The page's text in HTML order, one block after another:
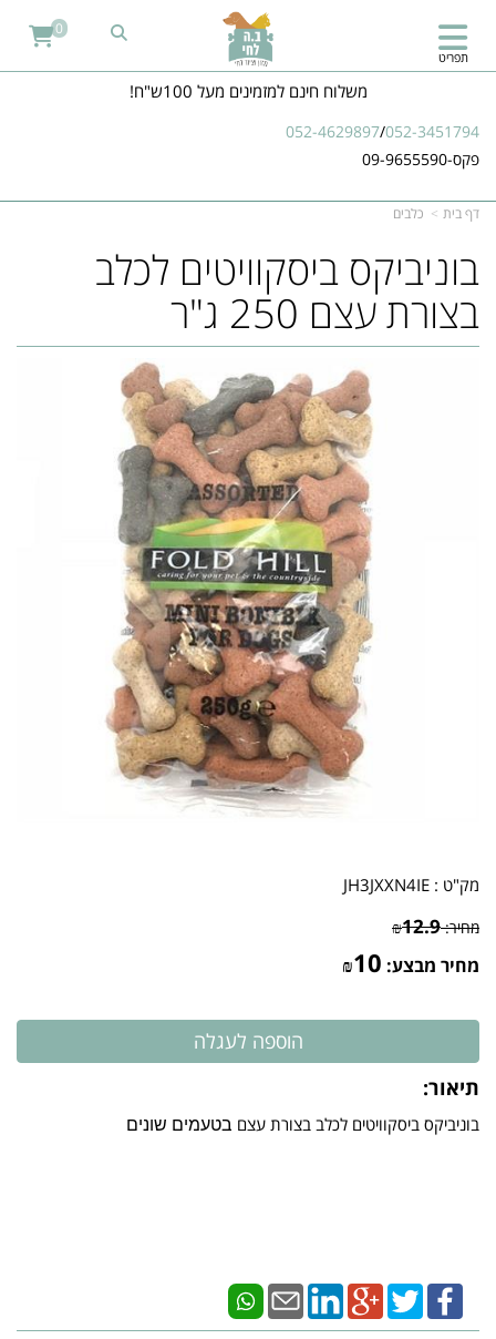
משלוח חינם למזמינים מעל 100ש"ח!
052-4629897/052-3451794
פקס-09-9655590
תפריט
0
דף בית כלבים
בוניביקס ביסקוויטים לכלב
בצורת עצם 250 ג"ר
מק"ט : JH3JXXN4IE
מחיר: ₪12.9
מחיר מבצע: ₪10
תיאור:
בוניביקס ביסקוויטים לכלב בצורת עצם בטעמים שונים